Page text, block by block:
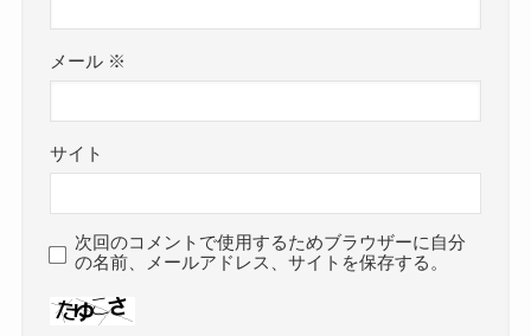
メール ※
サイト
次回のコメントで使用するためブラウザーに自分
の名前、メールアドレス、サイトを保存する。